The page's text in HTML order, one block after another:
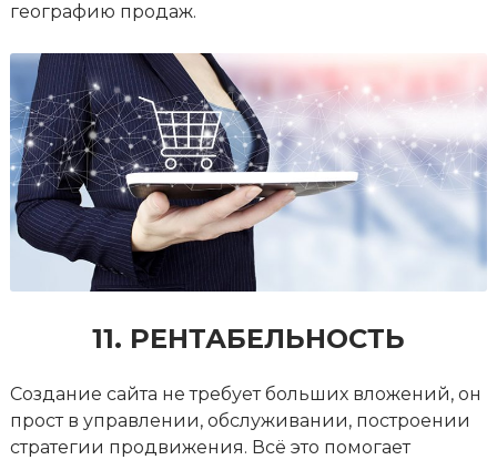
географию продаж.
11. РЕНТАБЕЛЬНОСТЬ
Создание сайта не требует больших вложений, он
прост в управлении, обслуживании, построении
стратегии продвижения. Всё это помогает